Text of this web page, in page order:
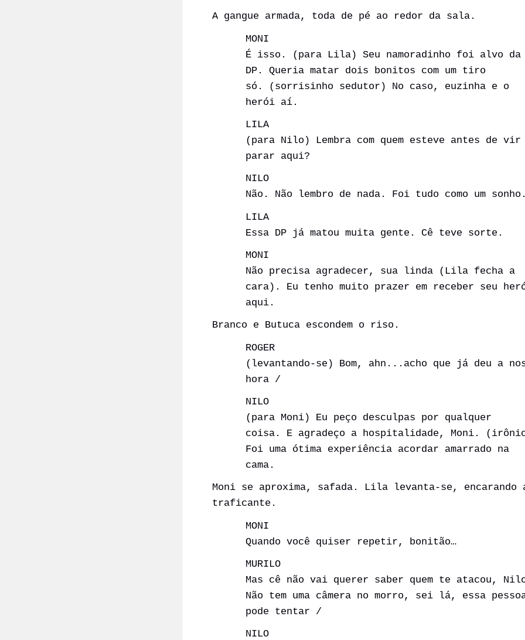
A gangue armada, toda de pé ao redor da sala.
MONI
É isso. (para Lila) Seu namoradinho foi alvo da
DP. Queria matar dois bonitos com um tiro
só. (sorrisinho sedutor) No caso, euzinha e o
herói aí.
LILA
(para Nilo) Lembra com quem esteve antes de vir
parar aqui?
NILO
Não. Não lembro de nada. Foi tudo como um sonho.
LILA
Essa DP já matou muita gente. Cê teve sorte.
MONI
Não precisa agradecer, sua linda (Lila fecha a
cara). Eu tenho muito prazer em receber seu
aqui.
Branco e Butuca escondem o riso.
ROGER
(levantando-se) Bom, ahn...acho que já deu a
hora /
NILO
(para Moni) Eu peço desculpas por qualquer
coisa. E agradeço a hospitalidade, Moni.
Foi uma ótima experiência acordar amarrado na
cama.
Moni se aproxima, safada. Lila levanta-se, encarando
traficante.
MONI
Quando você quiser repetir, bonitão…
MURILO
Mas cê não vai querer saber quem te atacou,
Não tem uma câmera no morro, sei lá, essa
pode tentar /
NILO